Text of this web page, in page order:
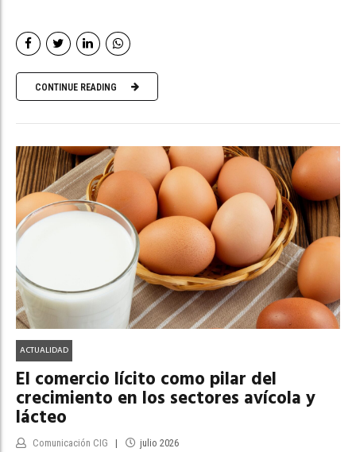
CONTINUE READING
ACTUALIDAD
El comercio lícito como pilar del
crecimiento en los sectores avícola y
lácteo
Comunicación CIG julio 2026